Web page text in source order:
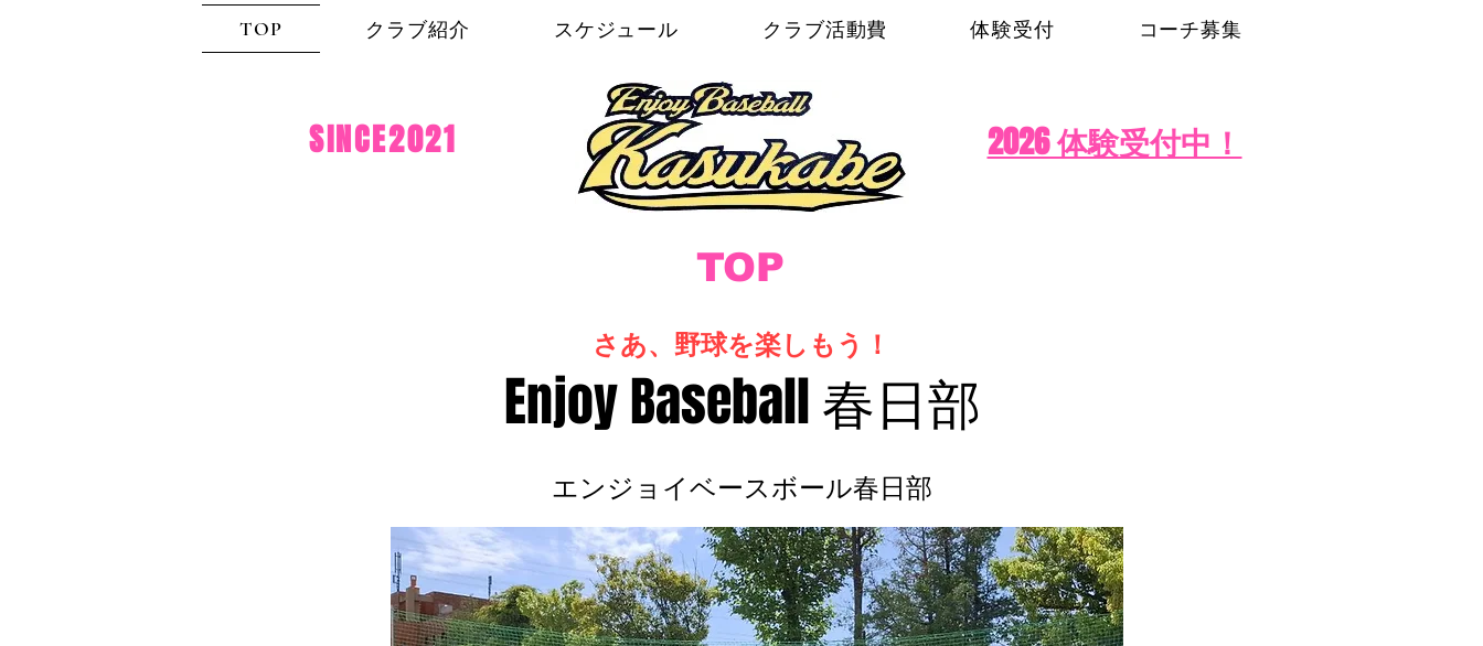
TOP クラブ紹介 スケジュール クラブ活動費 体験受付 コーチ募集
SINCE2021 2026 体験受付中！
​TOP
​さあ、野球を楽しもう！
Enjoy Baseball 春日部
​エンジョイベースボール春日部